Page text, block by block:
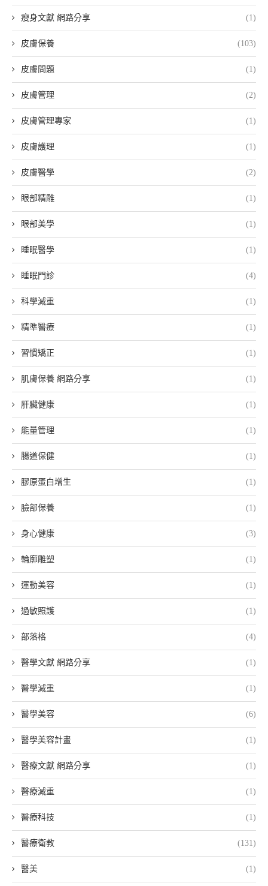
瘦身文獻 網路分享 (1)
皮膚保養 (103)
皮膚問題 (1)
皮膚管理 (2)
皮膚管理專家 (1)
皮膚護理 (1)
皮膚醫學 (2)
眼部精雕 (1)
眼部美學 (1)
睡眠醫學 (1)
睡眠門診 (4)
科學減重 (1)
精準醫療 (1)
習慣矯正 (1)
肌膚保養 網路分享 (1)
肝臟健康 (1)
能量管理 (1)
腸道保健 (1)
膠原蛋白增生 (1)
臉部保養 (1)
身心健康 (3)
輪廓雕塑 (1)
運動美容 (1)
過敏照護 (1)
部落格 (4)
醫學文獻 網路分享 (1)
醫學減重 (1)
醫學美容 (6)
醫學美容計畫 (1)
醫療文獻 網路分享 (1)
醫療減重 (1)
醫療科技 (1)
醫療衛教 (131)
醫美 (1)